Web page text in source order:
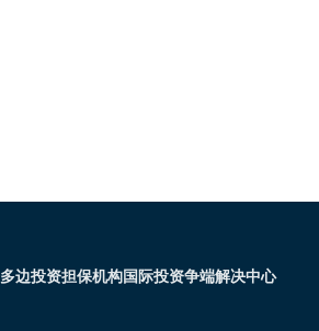
多边投资担保机构国际投资争端解决中心